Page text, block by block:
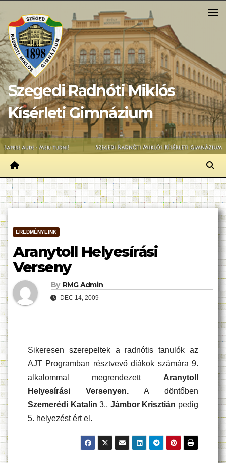
content
Szegedi Radnóti Miklós
Kísérleti Gimnázium
EREDMÉNYEINK
Aranytoll Helyesírási
Verseny
By RMG Admin
DEC 14, 2009
Sikeresen szerepeltek a radnótis tanulók az
AJT Programban résztvevő diákok számára 9.
alkalommal megrendezett Aranytoll
Helyesírási Versenyen.A döntőben
Szemerédi Katalin 3., Jámbor Krisztián pedig
5. helyezést ért el.